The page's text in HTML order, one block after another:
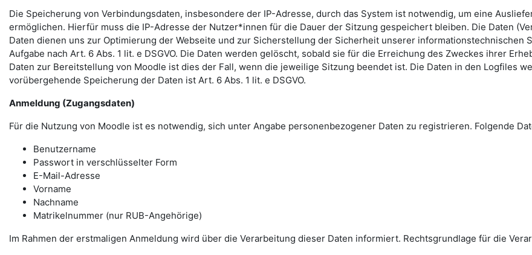
Die Speicherung von Verbindungsdaten, insbesondere der IP-Adresse, durch das System ist notwendig, um eine
ermöglichen. Hierfür muss die IP-Adresse der Nutzer*innen für die Dauer der Sitzung gespeichert bleiben. Die Daten
Daten dienen uns zur Optimierung der Webseite und zur Sicherstellung der Sicherheit unserer
Aufgabe nach Art. 6 Abs. 1 lit. e DSGVO. Die Daten werden gelöscht, sobald sie für die Erreichung des Zweckes ihrer
Daten zur Bereitstellung von Moodle ist dies der Fall, wenn die jeweilige Sitzung beendet ist. Die Daten in den Logfiles
vorübergehende Speicherung der Daten ist Art. 6 Abs. 1 lit. e DSGVO.
Anmeldung (Zugangsdaten)
Für die Nutzung von Moodle ist es notwendig, sich unter Angabe personenbezogener Daten zu registrieren. Folgende
Benutzername
Passwort in verschlüsselter Form
E-Mail-Adresse
Vorname
Nachname
Matrikelnummer (nur RUB-Angehörige)
Im Rahmen der erstmaligen Anmeldung wird über die Verarbeitung dieser Daten informiert. Rechtsgrundlage für die